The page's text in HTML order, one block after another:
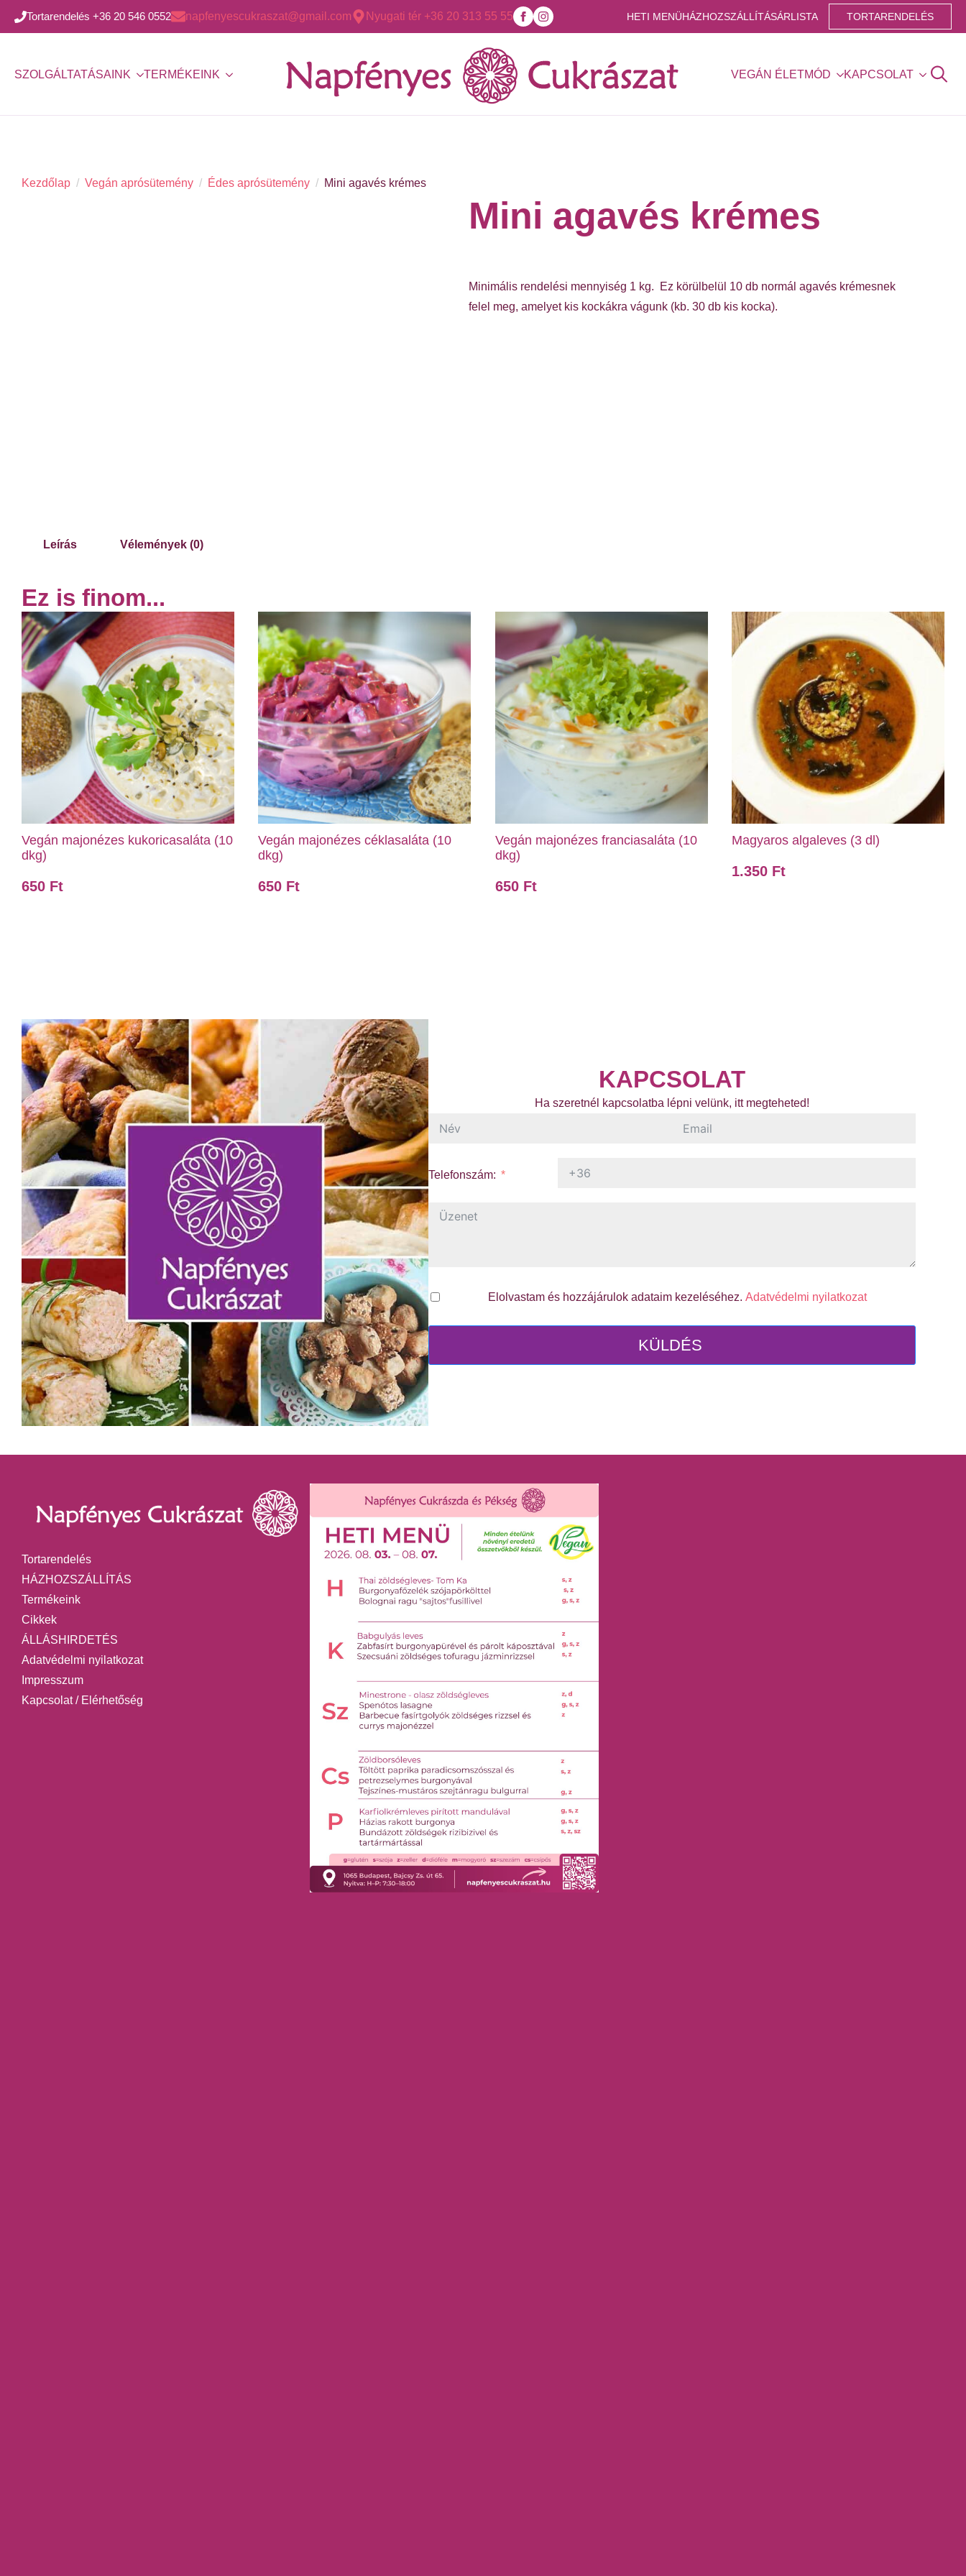
Tortarendelés +36 20 546 0552 napfenyescukraszat@gmail.com Nyugati tér +36 20 313 55 55 HETI MENÜHÁZHOZSZÁLLÍTÁSÁRLISTA TORTARENDELÉS
SZOLGÁLTATÁSAINK TERMÉKEINK VEGÁN ÉLETMÓD
KAPCSOLAT
for:
Kezdőlap Vegán aprósütemény Édes aprósütemény Mini agavés krémes
Mini agavés krémes
Minimális rendelési mennyiség 1 kg. Ez körülbelül 10 db normál agavés krémesnek
felel meg, amelyet kis kockákra vágunk (kb. 30 db kis kocka).
Leírás Vélemények (0)
Ez is finom...
Vegán majonézes kukoricasaláta (10
dkg)
650 Ft
Vegán majonézes céklasaláta (10
dkg)
650 Ft
Vegán majonézes franciasaláta (10
dkg)
650 Ft
Magyaros algaleves (3 dl)
1.350 Ft
KAPCSOLAT
Ha szeretnél kapcsolatba lépni velünk, itt megteheted!
Telefonszám:
Elolvastam és hozzájárulok adataim kezeléséhez. Adatvédelmi nyilatkozat
KÜLDÉS
Tortarendelés
HÁZHOZSZÁLLÍTÁS
Termékeink
Cikkek
ÁLLÁSHIRDETÉS
Adatvédelmi nyilatkozat
Impresszum
Kapcsolat / Elérhetőség